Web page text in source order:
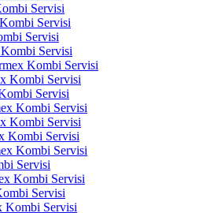
Servisi
Servisi
Servisi
Servisi
Kombi Servisi
Kombi Servisi
Servisi
Kombi Servisi
Kombi Servisi
Kombi Servisi
Kombi Servisi
Servisi
Kombi Servisi
Servisi
Kombi Servisi